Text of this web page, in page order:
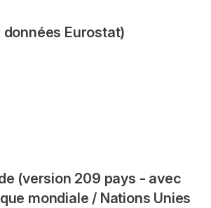
données Eurostat)
(version 209 pays - avec
mondiale / Nations Unies